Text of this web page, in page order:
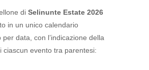
di Selinunte Estate 2026
in un unico calendario
per data, con l’indicazione della
ciascun evento tra parentesi: